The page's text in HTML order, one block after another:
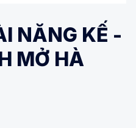
NĂNG KẾ -
MỞ HÀ